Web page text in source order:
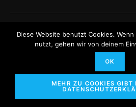
Martin Büttner
Cookie-Richtlinie
Datenschutzhinweis
Diese Website benutzt Cookies.
nutzt, gehen wir von deinem
OK
MEHR ZU COOKIES GIBT